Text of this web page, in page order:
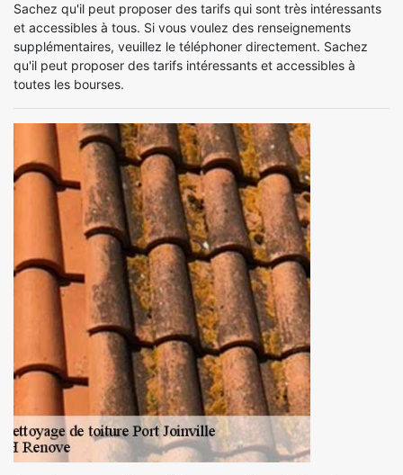
Sachez qu'il peut proposer des tarifs qui sont très intéressants
et accessibles à tous. Si vous voulez des renseignements
supplémentaires, veuillez le téléphoner directement. Sachez
qu'il peut proposer des tarifs intéressants et accessibles à
toutes les bourses.